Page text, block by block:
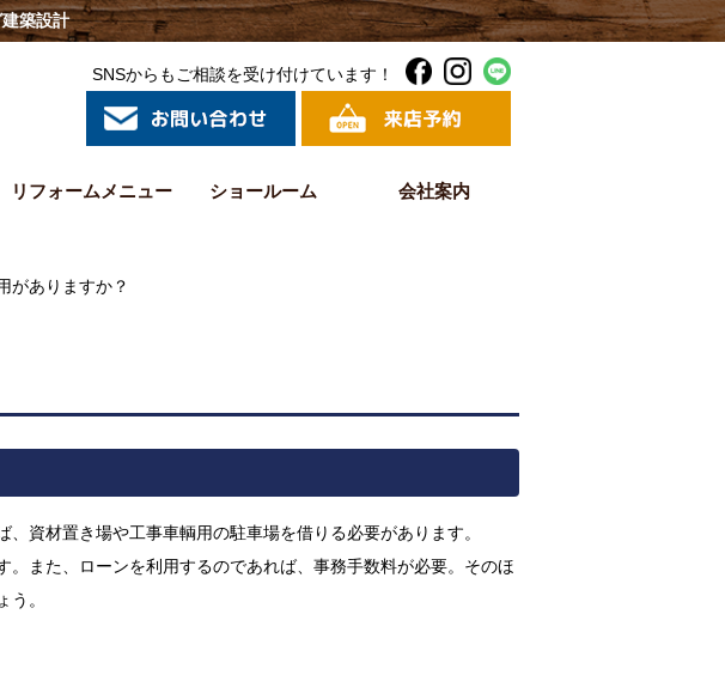
築設計
SNSからもご相談を受け付けています！
リフォームメニュー ショールーム 会社案内
がありますか？
資材置き場や工事車輌用の駐車場を借りる必要があります。
また、ローンを利用するのであれば、事務手数料が必要。そのほ
。